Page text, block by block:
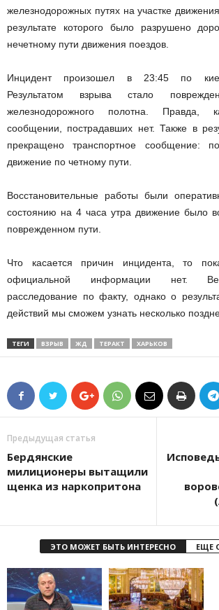
железнодорожных путях на участке
результате которого было разрушено
нечетному пути движения поездов.
Инцидент произошел в 23:45 по
Результатом взрыва стало
железнодорожного полотна. Правда,
сообщении, пострадавших нет. Также в
прекращено транспортное сообщение:
движение по четному пути.
Восстановительные работы были
состоянию на 4 часа утра движение было
поврежденном пути.
Что касается причин инцидента, то
официальной информации нет.
расследование по факту, однако о
действий мы сможем узнать несколько
ТЕГИ ВЗРЫВ ЖД ТЕРАКТ ХАРЬКОВ
Предыдущая статья
Бердянские
милиционеры вытащили
щенка из наркопритона
ЭТО МОЖЕТ БЫТЬ ИНТЕРЕСНО ЕЩЕ